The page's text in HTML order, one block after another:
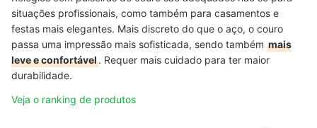
situações profissionais, como também para casamentos e
festas mais elegantes. Mais discreto do que o aço, o couro
passa uma impressão mais sofisticada, sendo também mais
leve e confortável. Requer mais cuidado para ter maior
durabilidade.
Veja o ranking de produtos